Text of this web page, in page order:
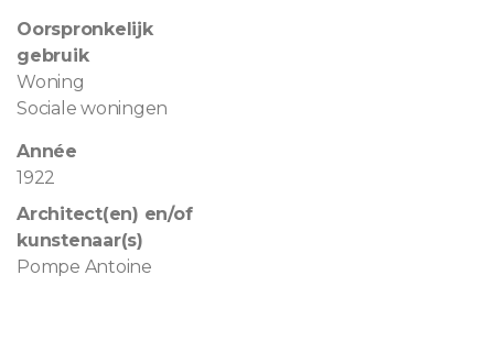
Oorspronkelijk
gebruik
Woning
Sociale woningen
Année
1922
Architect(en) en/of
kunstenaar(s)
Pompe Antoine